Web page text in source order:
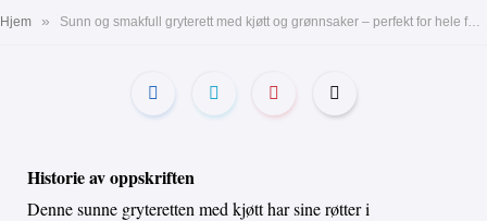
Hjem » Sunn og smakfull gryterett med kjøtt og grønnsaker – perfekt for hele familien
Historie av oppskriften
Denne sunne gryteretten med kjøtt har sine røtter i